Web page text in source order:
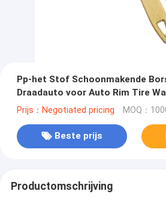
Pp-het Stof Schoonmakende
Draadauto voor Auto Rim Tire
Prijs：Negotiated pricing MOQ：
Beste prijs
Productomschrijving